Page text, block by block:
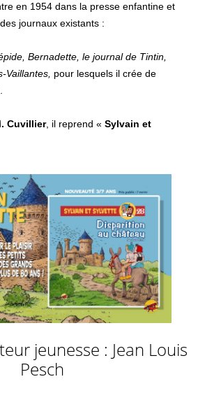
en 1954 dans la presse enfantine et
journaux existants :
Bernadette, le journal de Tintin,
Vaillantes, pour lesquels il crée de
Cuvillier, il reprend «Sylvain et
jeunesse : Jean Louis
Pesch